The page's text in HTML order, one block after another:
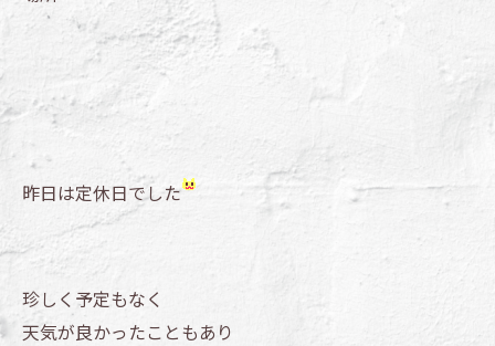
昨日は定休日でした
珍しく予定もなく
天気が良かったこともあり